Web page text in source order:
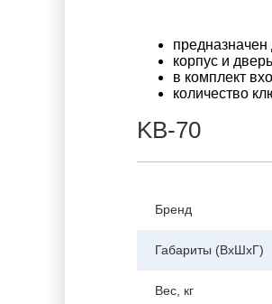
корпус и
в комплект
количество
KB-70
Бренд
Габариты (ВхШхГ)
Вес, кг